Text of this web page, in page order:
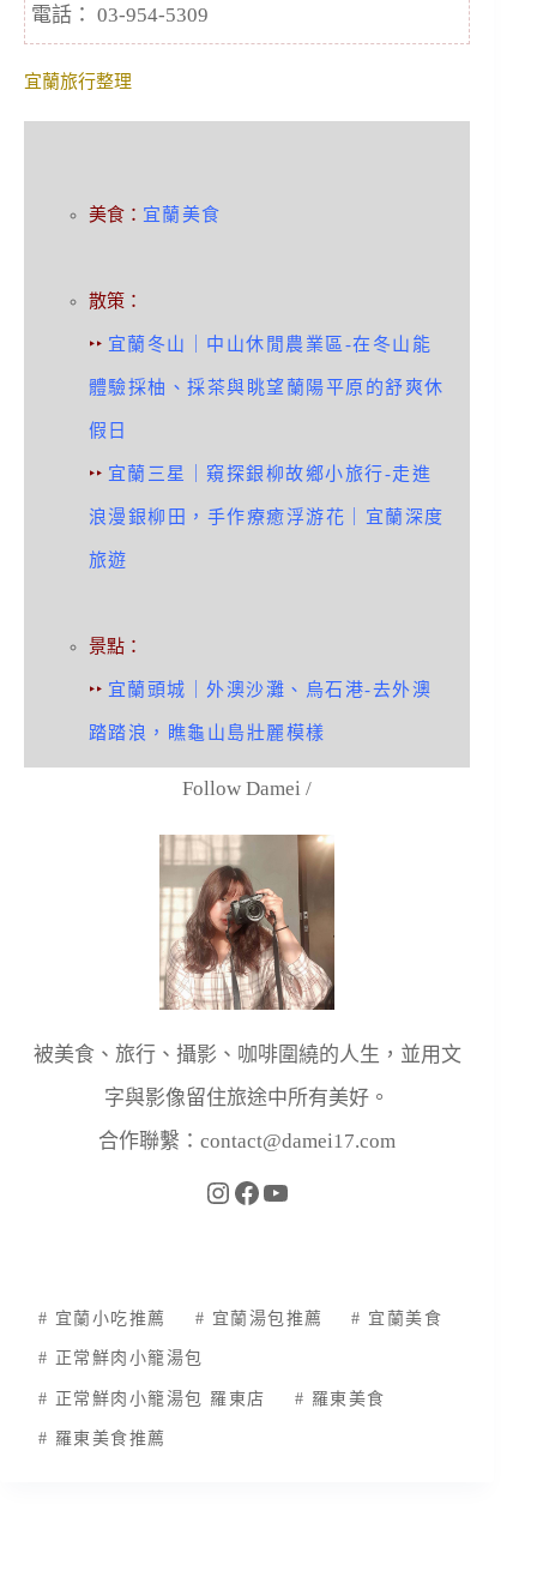
電話： 03-954-5309
宜蘭旅行整理
美食： 宜蘭美食
散策 ：
‣‣ 宜蘭冬山｜中山休閒農業區-在冬山能
體驗採柚、採茶與眺望蘭陽平原的舒爽休
假日
‣‣ 宜蘭三星｜窺探銀柳故鄉小旅行-走進
浪漫銀柳田，手作療癒浮游花｜宜蘭深度
旅遊
景點：
‣‣ 宜蘭頭城｜外澳沙灘、烏石港-去外澳
踏踏浪，瞧龜山島壯麗模樣
Follow Damei /
被美食、旅行、攝影、咖啡圍繞的人生，並用文
字與影像留住旅途中所有美好。
合作聯繫：contact@damei17.com
# 宜蘭小吃推薦 # 宜蘭湯包推薦 # 宜蘭美食
# 正常鮮肉小籠湯包
# 正常鮮肉小籠湯包 羅東店 # 羅東美食
# 羅東美食推薦